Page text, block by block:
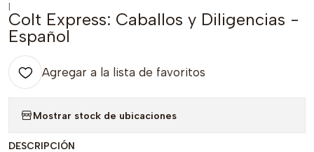
|
Colt Express: Caballos y Diligencias -
Español
Agregar a la lista de favoritos
Mostrar stock de ubicaciones
DESCRIPCIÓN